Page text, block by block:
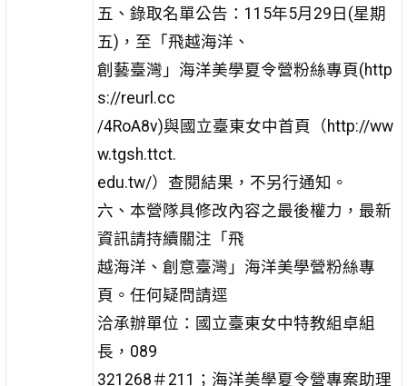
五、錄取名單公告：115年5月29日(星期
五)，至「飛越海洋、
創藝臺灣」海洋美學夏令營粉絲專頁(http
s://reurl.cc
/4RoA8v)與國立臺東女中首頁（http://ww
w.tgsh.ttct.
edu.tw/）查閱結果，不另行通知。
六、本營隊具修改內容之最後權力，最新
資訊請持續關注「飛
越海洋、創意臺灣」海洋美學營粉絲專
頁。任何疑問請逕
洽承辦單位：國立臺東女中特教組卓組
長，089
321268＃211；海洋美學夏令營專案助理